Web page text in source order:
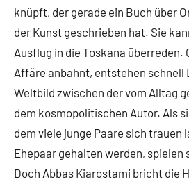
knüpft, der gerade ein Buch über
der Kunst geschrieben hat. Sie
Ausflug in die Toskana überreden.
Affäre anbahnt, entstehen schnell
Weltbild zwischen der vom Alltag
dem kosmopolitischen Autor. Als
dem viele junge Paare sich trauen
Ehepaar gehalten werden, spielen
Doch Abbas Kiarostami bricht die